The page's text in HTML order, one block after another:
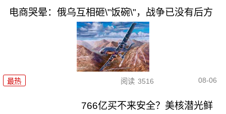
电商哭晕：俄乌互相砸\"饭碗\"，战争已没有后方
最热 阅读 3516 08-06
766亿买不来安全？美核潜光鲜